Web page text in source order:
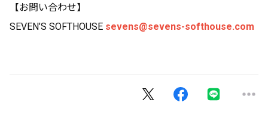
【お問い合わせ】
SEVEN’S SOFTHOUSE sevens@sevens-softhouse.com